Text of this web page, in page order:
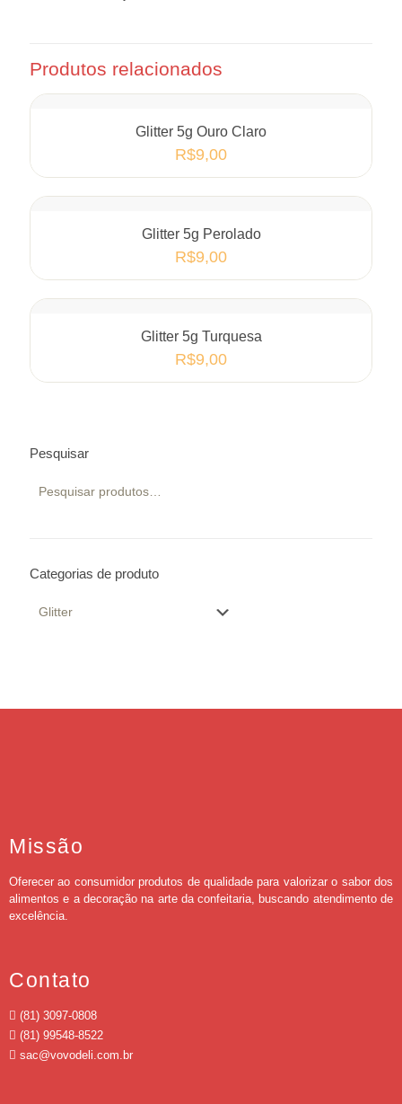
Produtos relacionados
Glitter 5g Ouro Claro
R$9,00
Glitter 5g Perolado
R$9,00
Glitter 5g Turquesa
R$9,00
Pesquisar
Categorias de produto
Missão
Oferecer ao consumidor produtos de qualidade para valorizar o sabor dos
alimentos e a decoração na arte da confeitaria, buscando atendimento de
excelência.
Contato
(81) 3097-0808
(81) 99548-8522
sac@vovodeli.com.br